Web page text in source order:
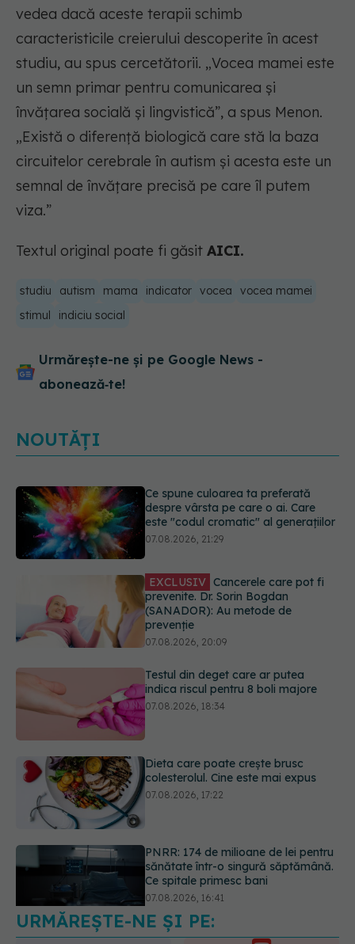
vedea dacă aceste terapii schimb
caracteristicile creierului descoperite în acest
studiu, au spus cercetătorii. „Vocea mamei este
un semn primar pentru comunicarea și
învățarea socială și lingvistică”, a spus Menon.
„Există o diferență biologică care stă la baza
circuitelor cerebrale în autism și acesta este un
semnal de învățare precisă pe care îl putem
viza.”
Textul original poate fi găsit AICI.
studiu autism mama indicator vocea
vocea mamei
stimul
indiciu social
Urmărește-ne și pe Google News -
abonează‑te!
NOUTĂȚI
EXCLUSIV Cancerele care pot fi
prevenite. Dr. Sorin Bogdan
(SANADOR): Au metode de
prevenție
Testul din deget care ar putea
indica riscul pentru 8 boli majore
07.08.2026, 18:34
Dieta care poate crește brusc
colesterolul. Cine este mai expus
07.08.2026, 17:22
PNRR: 174 de milioane de lei pentru
sănătate într-o singură săptămână.
Ce spitale primesc bani
Ce spune culoarea ta preferată
despre vârsta pe care o ai. Care
este "codul cromatic" al generațiilor
07.08.2026, 21:29
URMĂREȘTE-NE ȘI PE: